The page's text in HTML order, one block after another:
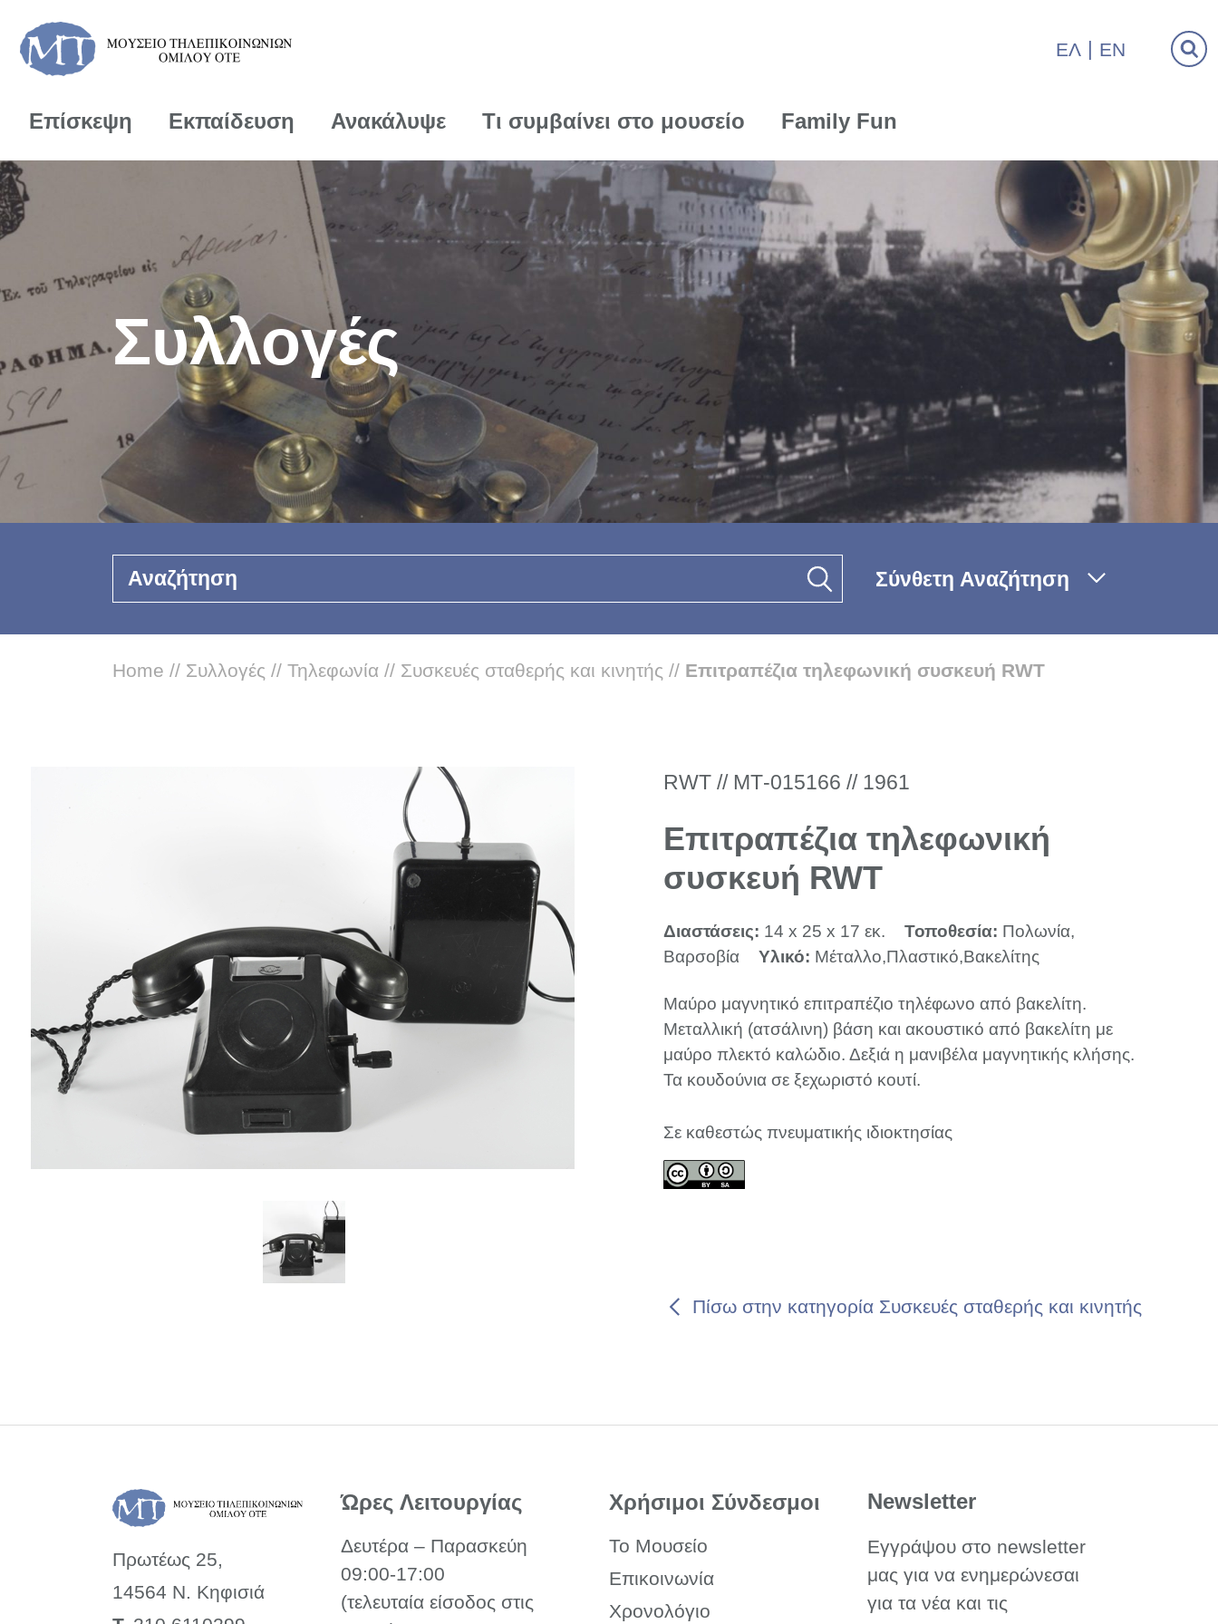
ΕΛ EN
Επίσκεψη Εκπαίδευση Ανακάλυψε Τι συμβαίνει στο μουσείο Family Fun
Συλλογές
Αναζήτηση Σύνθετη Αναζήτηση
Home // Συλλογές // Τηλεφωνία // Συσκευές σταθερής και κινητής // Επιτραπέζια τηλεφωνική συσκευή RWT
Πίσω στην κατηγορία Συσκευές σταθερής και κινητής
RWT // ΜΤ-015166 // 1961
Επιτραπέζια τηλεφωνική
συσκευή RWT
Διαστάσεις: 14 x 25 x 17 εκ. Τοποθεσία: Πολωνία,
Βαρσοβία
Υλικό: Μέταλλο,Πλαστικό,Βακελίτης
Μαύρο μαγνητικό επιτραπέζιο τηλέφωνο από βακελίτη.
Μεταλλική (ατσάλινη) βάση και ακουστικό από βακελίτη με
μαύρο πλεκτό καλώδιο. Δεξιά η μανιβέλα μαγνητικής κλήσης.
Τα κουδούνια σε ξεχωριστό κουτί.
Σε καθεστώς πνευματικής ιδιοκτησίας
Πρωτέως 25,
14564 Ν. Κηφισιά
Ώρες Λειτουργίας
Δευτέρα – Παρασκεύη
09:00-17:00
(τελευταία είσοδος στις
Χρήσιμοι Σύνδεσμοι
Το Μουσείο
Επικοινωνία
Χρονολόγιο
Newsletter
Εγγράψου στο newsletter
μας για να ενημερώνεσαι
για τα νέα και τις